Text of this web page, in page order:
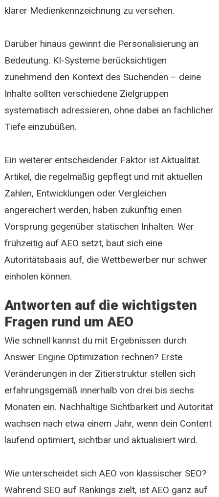
klarer Medienkennzeichnung zu versehen.
Darüber hinaus gewinnt die Personalisierung an
Bedeutung. KI-Systeme berücksichtigen
zunehmend den Kontext des Suchenden – deine
Inhalte sollten verschiedene Zielgruppen
systematisch adressieren, ohne dabei an fachlicher
Tiefe einzubüßen.
Ein weiterer entscheidender Faktor ist Aktualität.
Artikel, die regelmäßig gepflegt und mit aktuellen
Zahlen, Entwicklungen oder Vergleichen
angereichert werden, haben zukünftig einen
Vorsprung gegenüber statischen Inhalten. Wer
frühzeitig auf AEO setzt, baut sich eine
Autoritätsbasis auf, die Wettbewerber nur schwer
einholen können.
Antworten auf die wichtigsten
Fragen rund um AEO
Wie schnell kannst du mit Ergebnissen durch
Answer Engine Optimization rechnen? Erste
Veränderungen in der Zitierstruktur stellen sich
erfahrungsgemäß innerhalb von drei bis sechs
Monaten ein. Nachhaltige Sichtbarkeit und Autorität
wachsen nach etwa einem Jahr, wenn dein Content
laufend optimiert, sichtbar und aktualisiert wird.
Wie unterscheidet sich AEO von klassischer SEO?
Während SEO auf Rankings zielt, ist AEO ganz auf